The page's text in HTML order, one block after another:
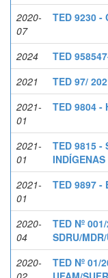
2020-
07
TED 9230 -
2024
TED
2021
TED 97/
2021-
01
TED 9804 -
2021-
01
TED 9815 -
INDÍGENAS
2021-
01
TED 9897 -
2020-
04
TED Nº
SDRU/
2020-
TED Nº 01/